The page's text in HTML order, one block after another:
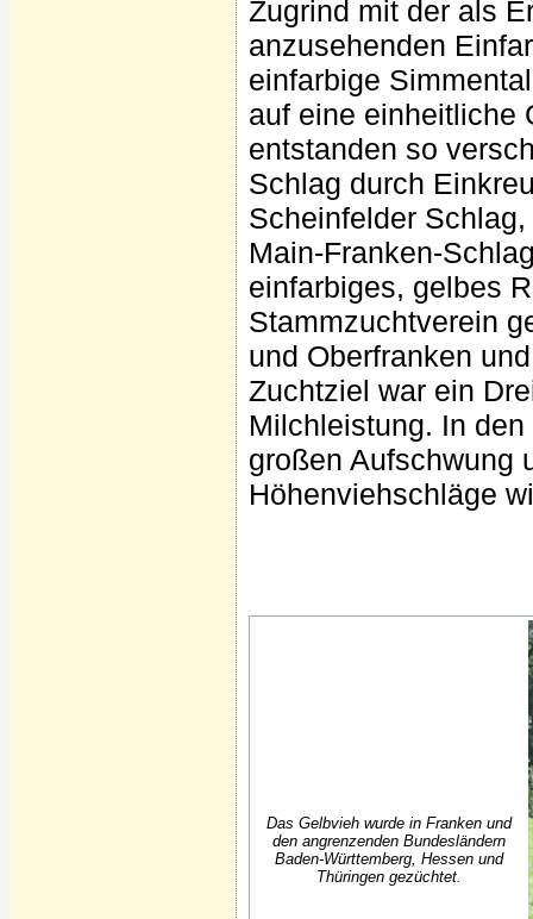
Zugrind mit der als
anzusehenden
einfarbige
auf eine einheitliche
entstanden so
Schlag durch
Scheinfelder
Main-Franken-
einfarbiges, gelbes
Stammzuchtverein
und Oberfranken
Zuchtziel war ein
Milchleistung. In
großen Aufschwung
Höhenviehschläge
Das Gelbvieh wurde in Franken und
den angrenzenden Bundesländern
Baden-Württemberg, Hessen und
Thüringen gezüchtet.